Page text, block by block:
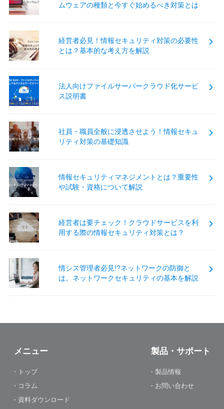
ムウェアの種類と今すぐ始めるべき対策とは
経営者必見！情報セキュリティ対策の必要性
とは？基本的な考え方を解説
法人向けファイルサーバークラウド化サービ
ス説明書
社員・職員全般に浸透させよう！情報セキュ
リティ対策の基礎知識
情報セキュリティマネジメントとは？重要性
や試験・資格について解説
経営者は要チェック！クラウドサービスを利
用する際の情報セキュリティ対策とは？
情シス管理者必見!?ネットワークの防御と
は。ネットワークセキュリティの基本を解説
メニュー
・トップ
・コラム
・資料ダウンロード
製品・サポート
・製品情報
・お問い合わせ